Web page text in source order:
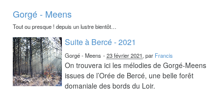
Gorgé - Meens
Tout ou presque ! depuis un lustre bientôt…
Suite à Bercé - 2021
Gorgé - Meens -23 février 2021, par Francis
On trouvera ici les mélodies de Gorgé-Meens
issues de l’Orée de Bercé, une belle forêt
domaniale des bords du Loir.